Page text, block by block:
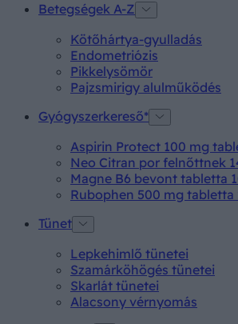
Betegségek A-Z
Kötőhártya-gyulladás
Endometriózis
Pikkelysömör
Pajzsmirigy alulműködés
Gyógyszerkereső*
Aspirin Protect 100 mg
Neo Citran por felnőttnek
Magne B6 bevont tabletta
Rubophen 500 mg tabletta
Tünet
Lepkehimlő tünetei
Szamárköhögés tünetei
Skarlát tünetei
Alacsony vérnyomás